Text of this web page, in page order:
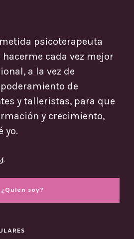
psicoterapeuta
cada vez mejor
a la vez de
de
y talleristas, para que
y crecimiento,
yo.
¿Quien soy?